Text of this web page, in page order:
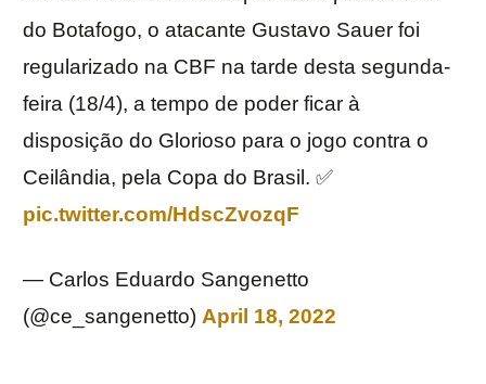
do Botafogo, o atacante Gustavo Sauer foi
regularizado na CBF na tarde desta segunda-
feira (18/4), a tempo de poder ficar à
disposição do Glorioso para o jogo contra o
Ceilândia, pela Copa do Brasil. ✅
pic.twitter.com/HdscZvozqF
— Carlos Eduardo Sangenetto
(@ce_sangenetto) April 18, 2022